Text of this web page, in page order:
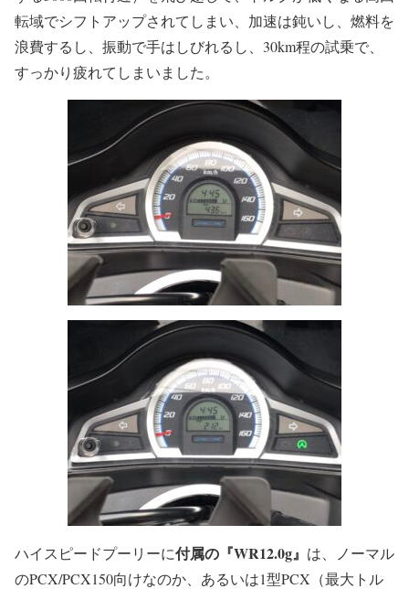
転域でシフトアップされてしまい、加速は鈍いし、燃料を
浪費する し、振動で手はしびれるし、30km程の試乗で、
すっかり疲れてしまいました。
ハイスピードプーリーに付属の『WR12.0g』 は、
ノーマル
のPCX/PCX150向けなのか、あるいは1型PCX（最大トル